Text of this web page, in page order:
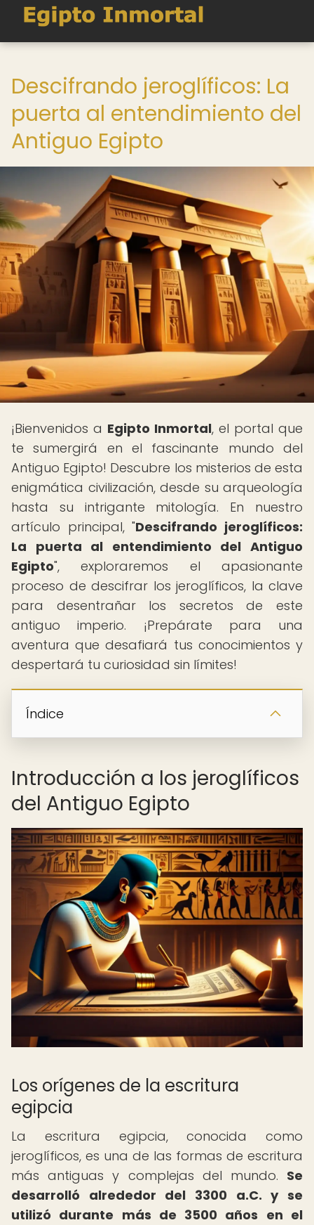
Descifrando jeroglíficos: La
puerta al entendimiento del
Antiguo Egipto
¡Bienvenidos a Egipto Inmortal, el portal que
te sumergirá en el fascinante mundo del
Antiguo Egipto! Descubre los misterios de esta
enigmática civilización, desde su arqueología
hasta su intrigante mitología. En nuestro
artículo principal, "Descifrando jeroglíficos:
La puerta al entendimiento del Antiguo
Egipto", exploraremos el apasionante
proceso de descifrar los jeroglíficos, la clave
para desentrañar los secretos de este
antiguo imperio. ¡Prepárate para una
aventura que desafiará tus conocimientos y
despertará tu curiosidad sin límites!
Índice
Introducción a los jeroglíficos
del Antiguo Egipto
Los orígenes de la escritura
egipcia
La escritura egipcia, conocida como
jeroglíficos, es una de las formas de escritura
más antiguas y complejas del mundo. Se
desarrolló alrededor del 3300 a.C. y se
utilizó durante más de 3500 años en el